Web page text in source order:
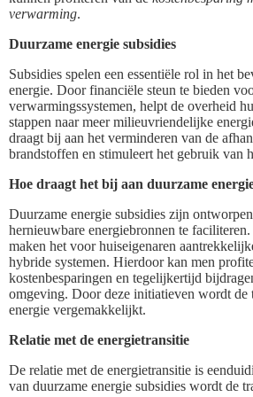
verwarming.
Duurzame energie subsidies
Subsidies spelen een essentiële rol in het
energie. Door financiële steun te bieden
verwarmingssystemen, helpt de overheid
stappen naar meer milieuvriendelijke
draagt bij aan het verminderen van de
brandstoffen en stimuleert het gebruik van
Hoe draagt het bij aan duurzame
Duurzame energie subsidies zijn
hernieuwbare energiebronnen te faciliteren.
maken het voor huiseigenaren
hybride systemen. Hierdoor kan men
kostenbesparingen en tegelijkertijd
omgeving. Door deze initiatieven wordt de
energie vergemakkelijkt.
Relatie met de energietransitie
De relatie met de energietransitie is
van duurzame energie subsidies wordt de